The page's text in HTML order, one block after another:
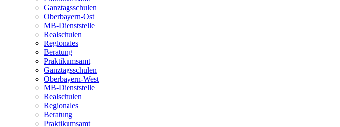
Ganztagsschulen
Oberbayern-Ost
MB-Dienststelle
Realschulen
Regionales
Beratung
Praktikumsamt
Ganztagsschulen
Oberbayern-West
MB-Dienststelle
Realschulen
Regionales
Beratung
Praktikumsamt